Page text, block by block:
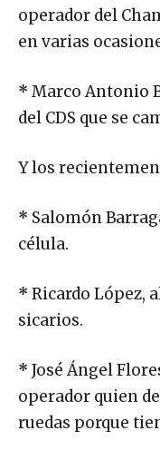
operador del
en varias
* Marco Antonio
del CDS que se
Y los
* Salomón
célula.
* Ricardo López,
sicarios.
* José Ángel
operador quien
ruedas porque